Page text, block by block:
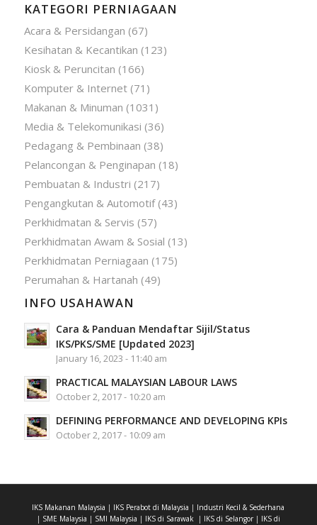
KATEGORI PERNIAGAAN
Acara & Persidangan (67)
Kesihatan & Kecantikan (123)
Kiosk & Peruncitan (166)
Komputer & Internet(71)
Makanan & Minuman (1031)
Media & Telekomunikasi (36)
Pedagang & Pembinaan (38)
Pelancongan & Penginapan (18)
Pembuatan & Industri (217)
Pengangkutan & Automotif(43)
Perkhidmatan & Servis (57)
Perkhidmatan Awam & Sosial (13)
Perkhidmatan Perniagaan (175)
Perumahan & Hartanah (49)
INFO USAHAWAN
Cara & Panduan Mendaftar Sijil/Status
IKS/PKS/SME [Updated 2023]
January 16, 2023 - 11:40 am
PRACTICAL MALAYSIAN LABOUR LAWS
October 2, 2017 - 10:20 am
DEFINING PERFORMANCE AND DEVELOPING KPIs
October 2, 2017 - 10:09 am
IKS Makanan Malaysia | IKS Perabot di Malaysia | Industri Kecil & Sederhana
| SME Malaysia | SMI Malaysia | IKS di Sarawak | IKS di Selangor| IKS di